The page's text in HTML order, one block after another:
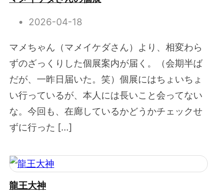
2026-04-18
マメちゃん（マメイケダさん）より、相変わら
ずのざっくりした個展案内が届く。（会期半ば
だが、一昨日届いた。笑）個展にはちょいちょ
い行っているが、本人には長いこと会ってない
な。今回も、在廊しているかどうかチェックせ
ずに行った […]
龍王大神